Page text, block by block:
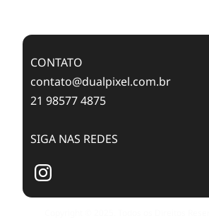
CONTATO
contato@dualpixel.com.br
21 98577 4875
SIGA NAS REDES